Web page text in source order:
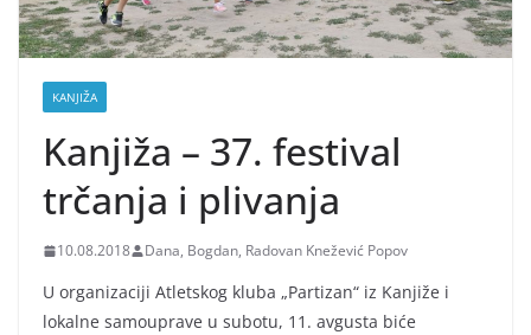
KANJIŽA
Kanjiža – 37. festival
trčanja i plivanja
10.08.2018 Dana, Bogdan, Radovan Knežević Popov
U organizaciji Atletskog kluba „Partizan“ iz Kanjiže i
lokalne samouprave u subotu, 11. avgusta biće